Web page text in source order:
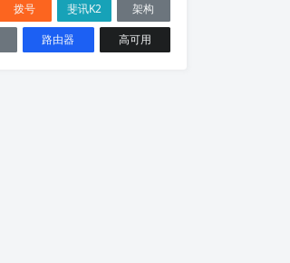
拨号 斐讯K2
架构
路由器 高可用